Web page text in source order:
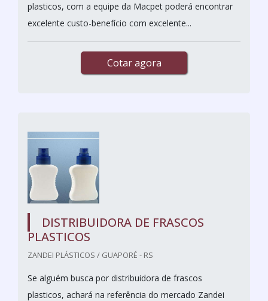
plasticos, com a equipe da Macpet poderá encontrar
excelente custo-benefício com excelente...
Cotar agora
DISTRIBUIDORA DE FRASCOS
PLASTICOS
ZANDEI PLÁSTICOS / GUAPORÉ - RS
Se alguém busca por distribuidora de frascos
plasticos, achará na referência do mercado Zandei